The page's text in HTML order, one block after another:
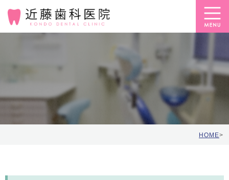
HOME>